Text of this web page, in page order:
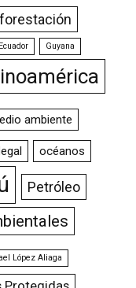
Ecuador Guyana
ambiente
océanos
Petróleo
López Aliaga